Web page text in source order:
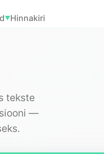
▼Hinnakiri
tekste
—